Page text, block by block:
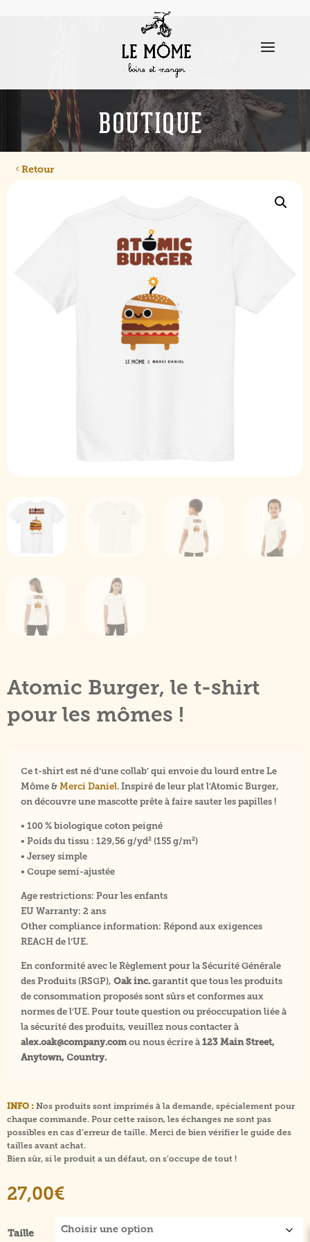
BOUTIQUE
Retour
Atomic Burger, le t-shirt
pour les mômes !
Ce t-shirt est né d’une collab’ qui envoie du lourd entre Le
Môme & Merci Daniel. Inspiré de leur plat l’Atomic Burger,
on découvre une mascotte prête à faire sauter les papilles !
• 100 % biologique coton peigné
• Poids du tissu : 129,56 g/yd² (155 g/m²)
• Jersey simple
• Coupe semi-ajustée
Age restrictions: Pour les enfants
EU Warranty: 2 ans
Other compliance information: Répond aux exigences
REACH de l’UE.
En conformité avec le Règlement pour la Sécurité Générale
des Produits (RSGP), Oak inc. garantit que tous les produits
de consommation proposés sont sûrs et conformes aux
normes de l’UE. Pour toute question ou préoccupation liée à
la sécurité des produits, veuillez nous contacter à
alex.oak@company.comou nous écrire à 123 Main Street,
Anytown, Country.
INFO : Nos produits sont imprimés à la demande, spécialement pour
chaque commande. Pour cette raison, les échanges ne sont pas
possibles en cas d’erreur de taille. Merci de bien vérifier le guide des
tailles avant achat.
Bien sûr, si le produit a un défaut, on s’occupe de tout !
27,00€
Taille